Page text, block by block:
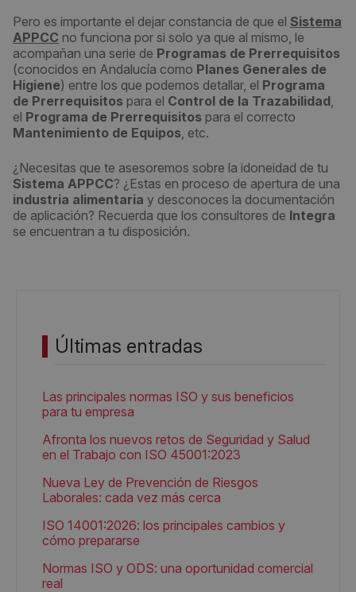
Pero es importante el dejar constancia de que el Sistema
APPCC no funciona por si solo ya que al mismo, le
acompañan una serie de Programas de Prerrequisitos
(conocidos en Andalucía como Planes Generales de
Higiene) entre los que podemos detallar, el Programa
de Prerrequisitos para el Control de la Trazabilidad,
el Programa de Prerrequisitos para el correcto
Mantenimiento de Equipos, etc.
¿Necesitas que te asesoremos sobre la idoneidad de tu
Sistema APPCC? ¿Estas en proceso de apertura de una
industria alimentaria y desconoces la documentación
de aplicación? Recuerda que los consultores de Integra
se encuentran a tu disposición.
Últimas entradas
Las principales normas ISO y sus beneficios
para tu empresa
Afronta los nuevos retos de Seguridad y Salud
en el Trabajo con ISO 45001:2023
Nueva Ley de Prevención de Riesgos
Laborales: cada vez más cerca
ISO 14001:2026: los principales cambios y
cómo prepararse
Normas ISO y ODS: una oportunidad comercial
real